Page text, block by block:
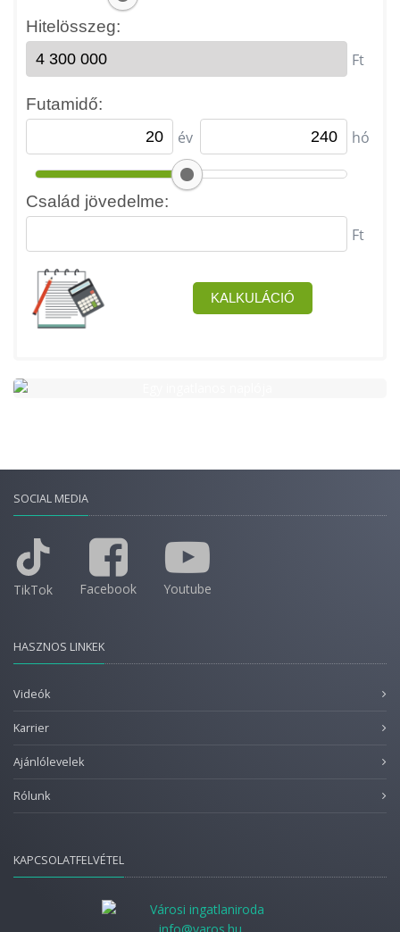
SOCIAL MEDIA
TikTok Facebook Youtube
HASZNOS LINKEK
Videók
Karrier
Ajánlólevelek
Rólunk
KAPCSOLATFELVÉTEL